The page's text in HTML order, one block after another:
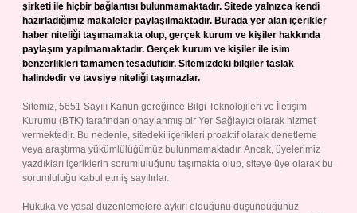
şirketi ile hiçbir bağlantısı bulunmamaktadır. Sitede yalnızca kendi
hazırladığımız makaleler paylaşılmaktadır. Burada yer alan içerikler
haber niteliği taşımamakta olup, gerçek kurum ve kişiler hakkında
paylaşım yapılmamaktadır. Gerçek kurum ve kişiler ile isim
benzerlikleri tamamen tesadüfidir. Sitemizdeki bilgiler taslak
halindedir ve tavsiye niteliği taşımazlar.
Sitemiz, 5651 Sayılı Kanun gereğince Bilgi Teknolojileri ve İletişim
Kurumu (BTK) tarafından onaylanmış bir Yer Sağlayıcı olarak hizmet
vermektedir. Bu nedenle, sitedeki içerikleri proaktif olarak denetleme
veya araştırma yükümlülüğümüz bulunmamaktadır. Ancak, üyelerimiz
yazdıkları içeriklerin sorumluluğunu taşımakta olup, siteye üye olarak bu
sorumluluğu kabul etmiş sayılırlar.
Hukuka ve yasal düzenlemelere aykırı olduğunu düşündüğünüz